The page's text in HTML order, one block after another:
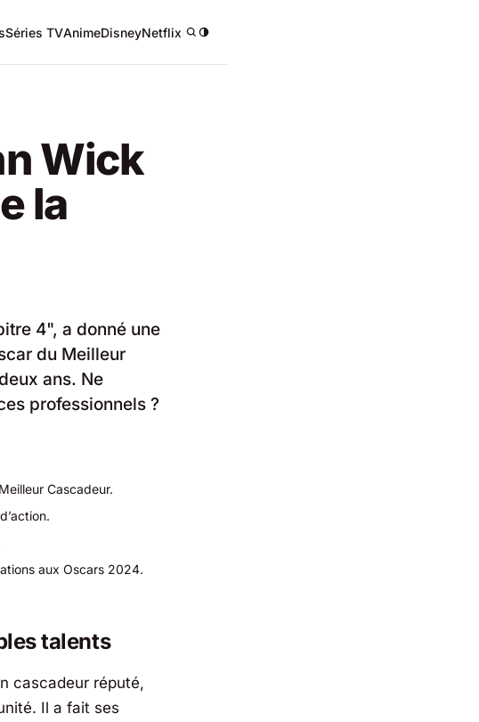
Séries TVAnimeDisneyNetflix/
Wick
la
4", a donné une
du Meilleur
ans. Ne
professionnels ?
Cascadeur.
aux Oscars 2024.
talents
cascadeur réputé,
Il a fait ses